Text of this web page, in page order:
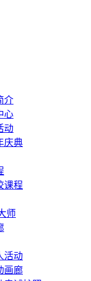
介
心
动
庆典
课程
师
活动
画廊